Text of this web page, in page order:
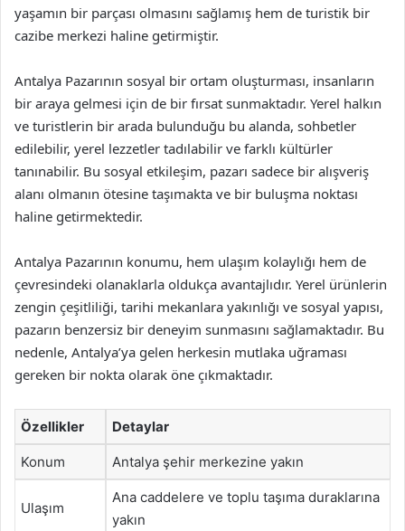
yaşamın bir parçası olmasını sağlamış hem de turistik bir
cazibe merkezi haline getirmiştir.
Antalya Pazarının sosyal bir ortam oluşturması, insanların
bir araya gelmesi için de bir fırsat sunmaktadır. Yerel halkın
ve turistlerin bir arada bulunduğu bu alanda, sohbetler
edilebilir, yerel lezzetler tadılabilir ve farklı kültürler
tanınabilir. Bu sosyal etkileşim, pazarı sadece bir alışveriş
alanı olmanın ötesine taşımakta ve bir buluşma noktası
haline getirmektedir.
Antalya Pazarının konumu, hem ulaşım kolaylığı hem de
çevresindeki olanaklarla oldukça avantajlıdır. Yerel ürünlerin
zengin çeşitliliği, tarihi mekanlara yakınlığı ve sosyal yapısı,
pazarın benzersiz bir deneyim sunmasını sağlamaktadır. Bu
nedenle, Antalya’ya gelen herkesin mutlaka uğraması
gereken bir nokta olarak öne çıkmaktadır.
Özellikler Detaylar
Konum Antalya şehir merkezine yakın
Ulaşım
Ana caddelere ve toplu taşıma duraklarına
yakın